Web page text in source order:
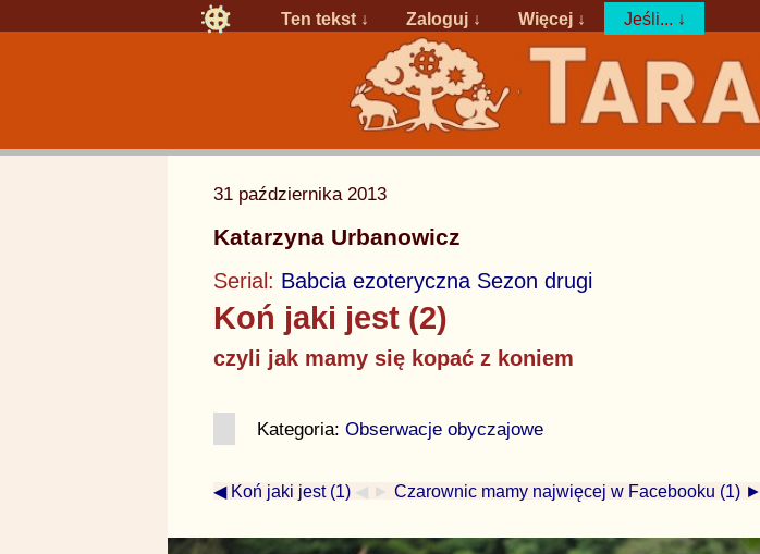
Ten tekst ↓ Zaloguj ↓ Więcej ↓ Jeśli... ↓
31 października 2013
Katarzyna Urbanowicz
Serial: Babcia ezoteryczna Sezon drugi
Koń jaki jest (2)
czyli jak mamy się kopać z koniem
Kategoria: Obserwacje obyczajowe
◀ Koń jaki jest (1) ◀ ► Czarownic mamy najwięcej w Facebooku (1) ►